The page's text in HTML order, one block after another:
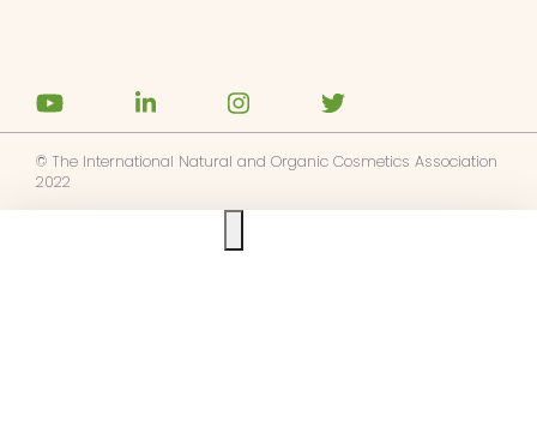
© The International Natural and Organic Cosmetics Association
2022